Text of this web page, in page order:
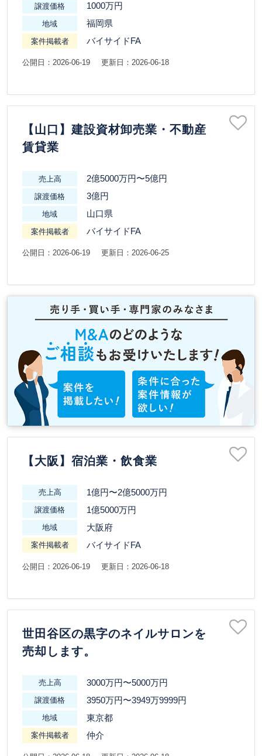
譲渡価格 1000万円
地域 福岡県
案件掲載者 バイサイドFA
公開日：2026-06-19 更新日：2026-06-18
【山口】建設資材卸売業・不動産
賃貸業
売上高 2億5000万円〜5億円
譲渡価格 3億円
地域 山口県
案件掲載者 バイサイドFA
公開日：2026-06-19 更新日：2026-06-25
【大阪】宿泊業・飲食業
売上高 1億円〜2億5000万円
譲渡価格 1億5000万円
地域 大阪府
案件掲載者 バイサイドFA
公開日：2026-06-19 更新日：2026-06-18
世田谷区の黒字のネイルサロンを
売却します。
売上高 3000万円〜5000万円
譲渡価格 3950万円〜3949万9999円
地域 東京都
案件掲載者 仲介